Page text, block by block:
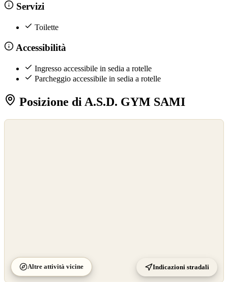
Servizi
Toilette
Accessibilità
Ingresso accessibile in sedia a rotelle
Parcheggio accessibile in sedia a rotelle
Posizione di A.S.D. GYM SAMI
Altre attività vicine Indicazioni stradali